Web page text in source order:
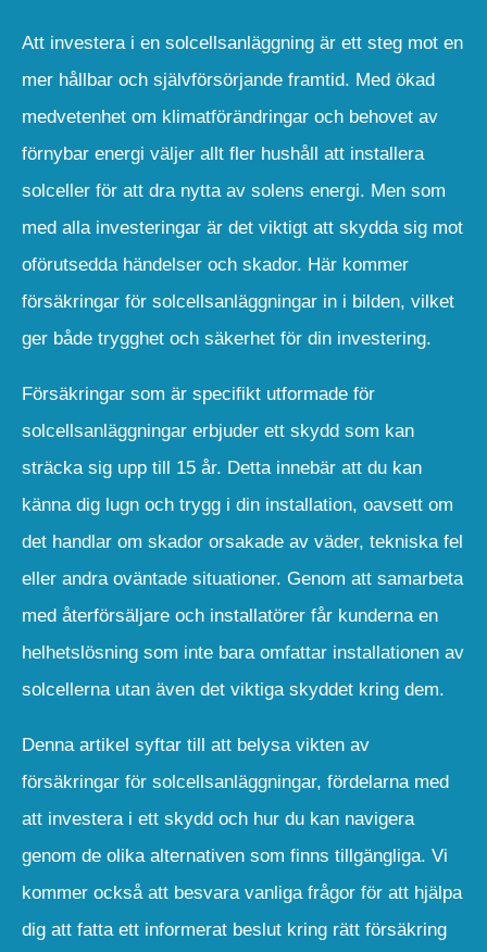
Att investera i en solcellsanläggning är ett steg mot en
mer hållbar och självförsörjande framtid. Med ökad
medvetenhet om klimatförändringar och behovet av
förnybar energi väljer allt fler hushåll att installera
solceller för att dra nytta av solens energi. Men som
med alla investeringar är det viktigt att skydda sig mot
oförutsedda händelser och skador. Här kommer
försäkringar för solcellsanläggningar in i bilden, vilket
ger både trygghet och säkerhet för din investering.
Försäkringar som är specifikt utformade för
solcellsanläggningar erbjuder ett skydd som kan
sträcka sig upp till 15 år. Detta innebär att du kan
känna dig lugn och trygg i din installation, oavsett om
det handlar om skador orsakade av väder, tekniska fel
eller andra oväntade situationer. Genom att samarbeta
med återförsäljare och installatörer får kunderna en
helhetslösning som inte bara omfattar installationen av
solcellerna utan även det viktiga skyddet kring dem.
Denna artikel syftar till att belysa vikten av
försäkringar för solcellsanläggningar, fördelarna med
att investera i ett skydd och hur du kan navigera
genom de olika alternativen som finns tillgängliga. Vi
kommer också att besvara vanliga frågor för att hjälpa
dig att fatta ett informerat beslut kring rätt försäkring